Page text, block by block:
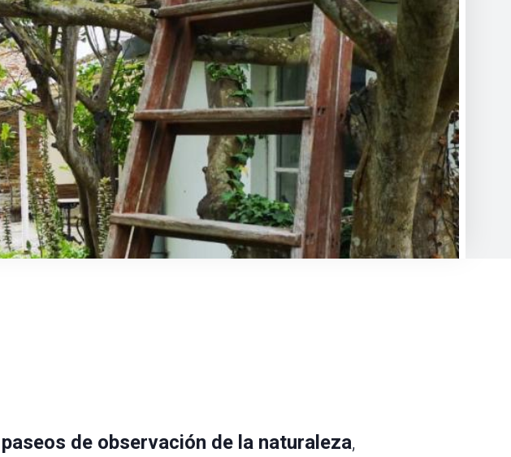
paseos de observación de la naturaleza,